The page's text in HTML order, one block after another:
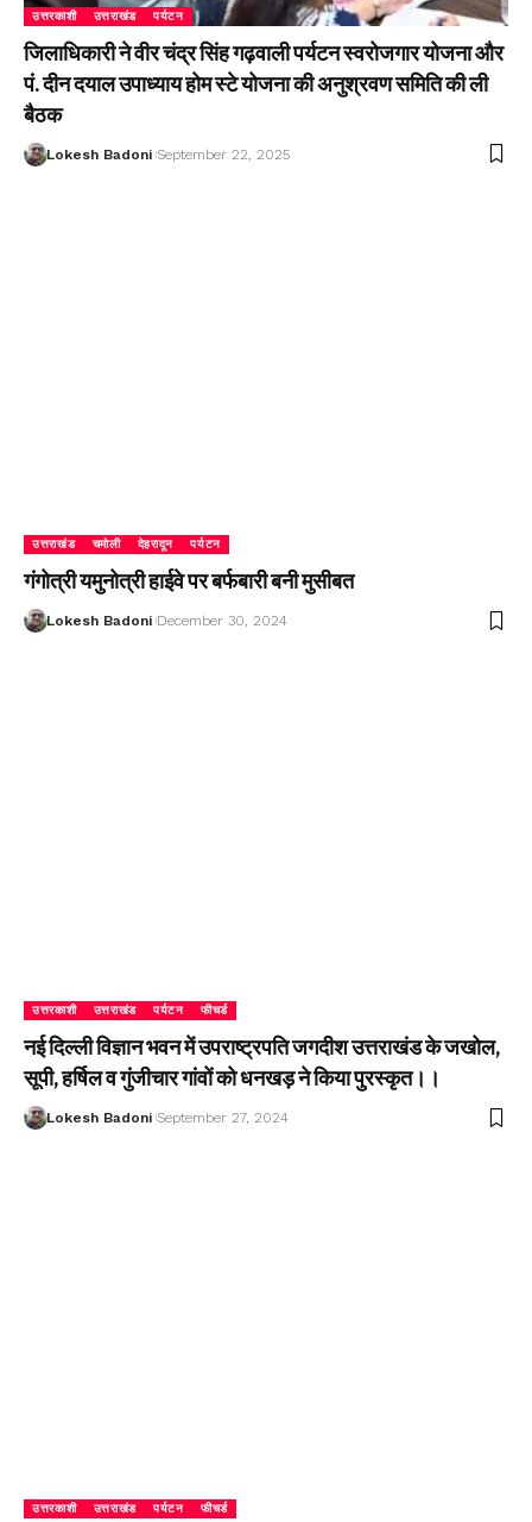
उत्तरकाशी उत्तराखंड पर्यटन
जिलाधिकारी ने वीर चंद्र सिंह गढ़वाली पर्यटन स्वरोजगार योजना और
पं. दीन दयाल उपाध्याय होम स्टे योजना की अनुश्रवण समिति की ली
बैठक
Lokesh Badoni September 22, 2025
उत्तराखंड चमोली देहरादून पर्यटन
गंगोत्री यमुनोत्री हाईवे पर बर्फबारी बनी मुसीबत
Lokesh Badoni December 30, 2024
उत्तरकाशी उत्तराखंड पर्यटन फीचर्ड
नई दिल्ली विज्ञान भवन में उपराष्ट्रपति जगदीश उत्तराखंड के जखोल,
सूपी, हर्षिल व गुंजीचार गांवों को धनखड़ ने किया पुरस्कृत।।
Lokesh Badoni September 27, 2024
उत्तरकाशी उत्तराखंड पर्यटन फीचर्ड